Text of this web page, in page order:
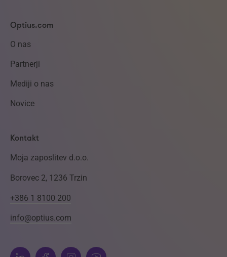
Optius.com
O nas
Partnerji
Mediji o nas
Novice
Kontakt
Moja zaposlitev d.o.o.
Borovec 2, 1236 Trzin
+386 1 8100 200
info@optius.com